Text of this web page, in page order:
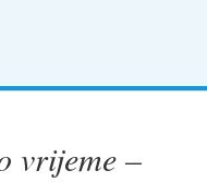
vrijeme –